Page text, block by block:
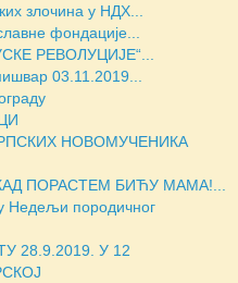
злочина у НДХ...
фондације...
РЕВОЛУЦИJЕ“...
03.11.2019...
НОВОМУЧЕНИКА
ПОРАСТЕМ БИЋУ МАМА!...
Недељи породичног
28.9.2019. У 12